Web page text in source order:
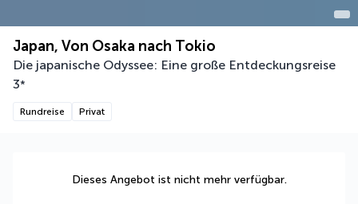
Japan, Von Osaka nach Tokio
Die japanische Odyssee: Eine große Entdeckungsreise
3*
Rundreise Privat
Dieses Angebot ist nicht mehr verfügbar.